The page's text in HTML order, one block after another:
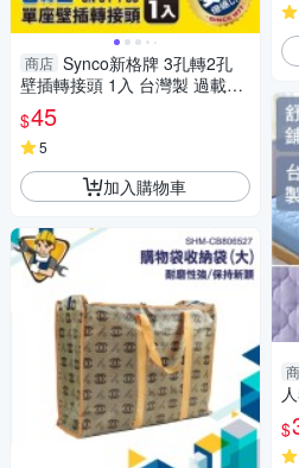
商店 Synco新格牌 3孔轉2孔
壁插轉接頭 1入 台灣製 過載保
護 耐熱 防火材質 轉接頭 3轉2
壁插【愛買】
$45
5
加入購物車
$